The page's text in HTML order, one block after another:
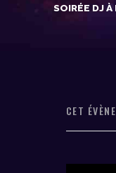
SOIRÉE DJ
TARIFS
CET